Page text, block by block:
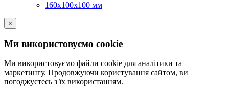
160х100х100 мм
×
Ми використовуємо cookie
Ми використовуємо файли cookie для аналітики та
маркетингу. Продовжуючи користування сайтом, ви
погоджуєтесь з їх використанням.